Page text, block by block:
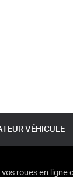
VÉHICULE
vos roues en